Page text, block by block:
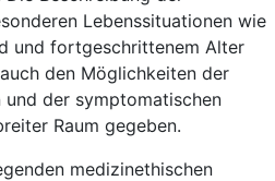
Lebenssituationen wie
und fortgeschrittenem Alter
den Möglichkeiten der
der symptomatischen
Raum gegeben.
medizinethischen